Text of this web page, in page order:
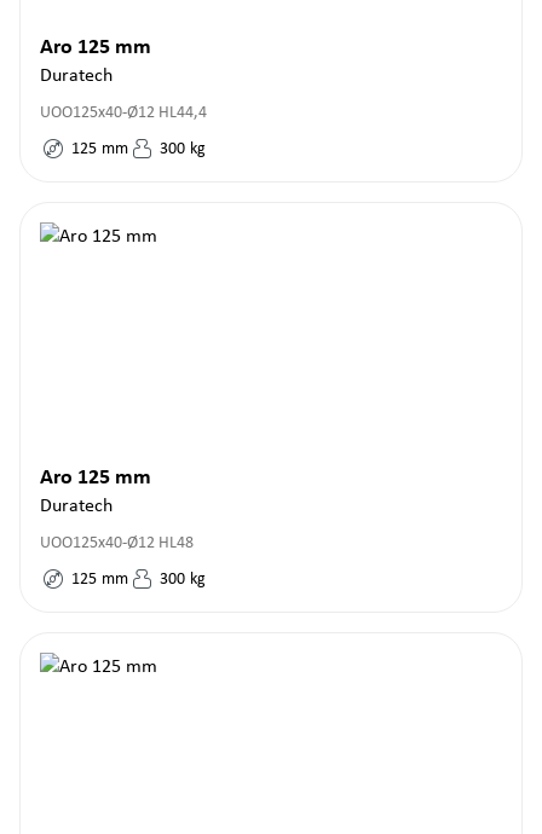
Aro 125 mm
Duratech
UOO125x40-Ø12 HL44,4
125 mm 300 kg
Aro 125 mm
Duratech
UOO125x40-Ø12 HL48
125 mm 300 kg